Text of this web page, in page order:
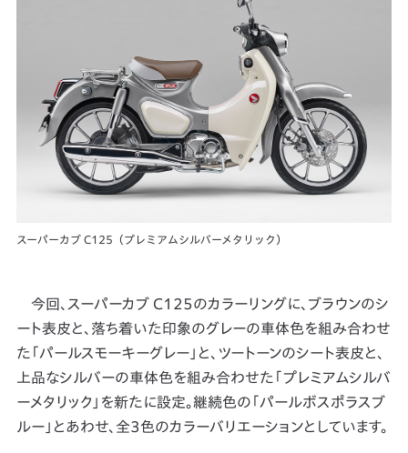
スーパーカブ C125（プレミアムシルバーメタリック）
今回、スーパーカブ C125のカラーリングに、ブラウンのシ
ート表皮と、落ち着いた印象のグレーの車体色を組み合わせ
た「パールスモーキーグレー」と、ツートーンのシート表皮と、
上品なシルバーの車体色を組み合わせた「プレミアムシルバ
ーメタリック」を新たに設定。継続色の「パールボスポラスブ
ルー」とあわせ、全3色のカラーバリエーションとしています。